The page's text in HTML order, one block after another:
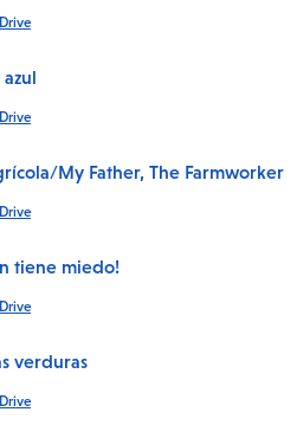
My Father, The Farmworker
tiene miedo!
verduras